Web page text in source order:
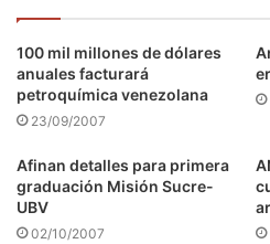
100 mil millones de dólares
anuales facturará
petroquímica venezolana
23/09/2007
Afinan detalles para primera
graduación Misión Sucre-
UBV
02/10/2007